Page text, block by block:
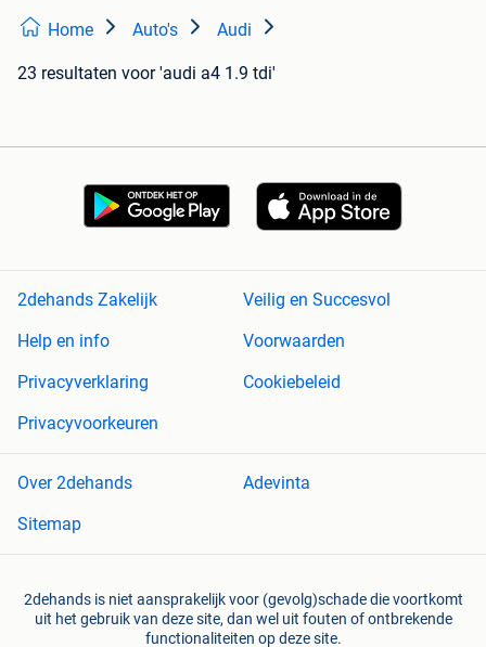
Home Auto's Audi
23 resultaten voor 'audi a4 1.9 tdi'
2dehands Zakelijk
Veilig en Succesvol
Help en info
Voorwaarden
Privacyverklaring
Cookiebeleid
Privacyvoorkeuren
Over 2dehands
Adevinta
Sitemap
2dehands is niet aansprakelijk voor (gevolg)schade die voortkomt
uit het gebruik van deze site, dan wel uit fouten of ontbrekende
functionaliteiten op deze site.